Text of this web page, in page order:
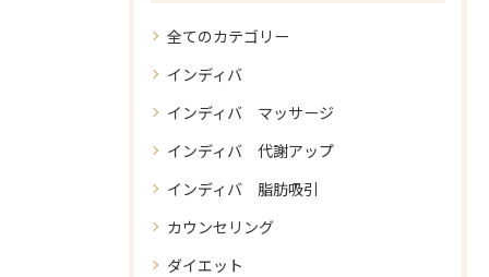
全てのカテゴリー
インディバ
インディバ マッサージ
インディバ 代謝アップ
インディバ 脂肪吸引
カウンセリング
ダイエット